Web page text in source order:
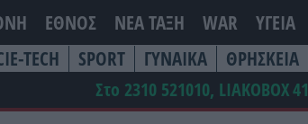
ΕΘΝΟΣ ΝΕΑ ΤΆΞΗ WAR ΥΓΕΙΑ
TECH SPORT ΓΥΝΑΙΚΑ ΘΡΗΣΚΕΙΑ
Στο 2310 521010, LIAKOBOX41